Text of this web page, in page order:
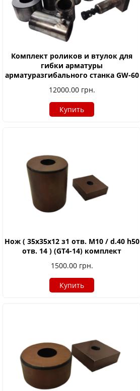
Комплект роликов и втулок для
гибки арматуры
арматуразгибального станка GW-60
12000.00 грн.
Купить
Нож ( 35х35х12 з1 отв. М10 / d.40 h50
отв. 14 ) (GT4-14) комплект
1500.00 грн.
Купить